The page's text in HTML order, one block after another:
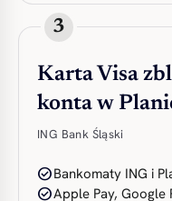
3
Karta Visa
konta w
ING Bank Śląski
check_circleBankomaty ING i
check_circleApple Pay, Google